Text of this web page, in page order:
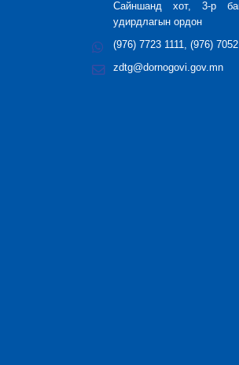
Сайншанд хот, 3-р
удирдлагын ордон
(976) 7723 1111, (976)
zdtg@dornogovi.gov.mn